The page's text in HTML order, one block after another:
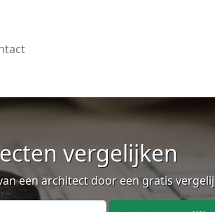
vergelijken
een architect door een gratis